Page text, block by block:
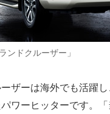
ンドクルーザー」
ザーは海外でも活躍し
ワーヒッターです。